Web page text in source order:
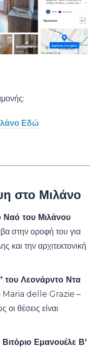
Εδώ
στο Μιλάνο
Ναό του Μιλάνου
στην οροφή του για
και την αρχιτεκτονική
του Λεονάρντο Ντα
Maria delle Grazie –
οι θέσεις είναι
Εμανουέλε Β’